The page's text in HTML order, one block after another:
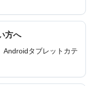
方へ
Androidタブレットカテ